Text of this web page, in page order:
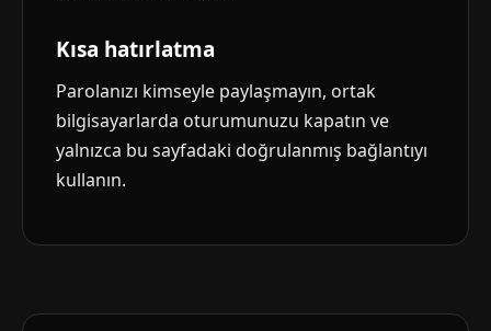
Kısa hatırlatma
Parolanızı kimseyle paylaşmayın, ortak
bilgisayarlarda oturumunuzu kapatın ve
yalnızca bu sayfadaki doğrulanmış bağlantıyı
kullanın.